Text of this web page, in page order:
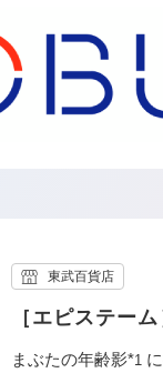
［エピステー
東武百貨店
まぶたの年齢影*1